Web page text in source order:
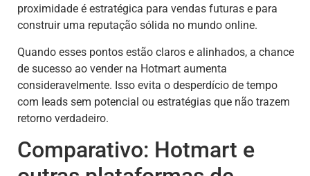
proximidade é estratégica para vendas futuras e para
construir uma reputação sólida no mundo online.
Quando esses pontos estão claros e alinhados, a chance
de sucesso ao vender na Hotmart aumenta
consideravelmente. Isso evita o desperdício de tempo
com leads sem potencial ou estratégias que não trazem
retorno verdadeiro.
Comparativo: Hotmart e